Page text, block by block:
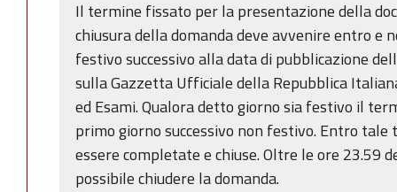
Il termine fissato per la presentazione della
chiusura della domanda deve avvenire entro e
festivo successivo alla data di pubblicazione
sulla Gazzetta Ufficiale della Repubblica
ed Esami. Qualora detto giorno sia festivo il
primo giorno successivo non festivo. Entro tale
essere completate e chiuse. Oltre le ore 23.59
possibile chiudere la domanda.